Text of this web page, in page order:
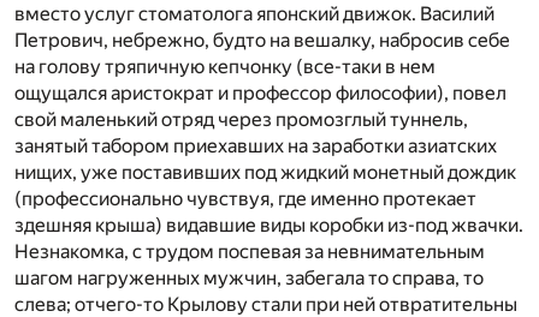
вместо услуг стоматолога японский движок. Василий
Петрович, небрежно, будто на вешалку, набросив себе
на голову тряпичную кепчонку (все-таки в нем
ощущался аристократ и профессор философии), повел
свой маленький отряд через промозглый туннель,
занятый табором приехавших на заработки азиатских
нищих, уже поставивших под жидкий монетный дождик
(профессионально чувствуя, где именно протекает
здешняя крыша) видавшие виды коробки из-под жвачки.
Незнакомка, с трудом поспевая за невнимательным
шагом нагруженных мужчин, забегала то справа, то
слева; отчего-то Крылову стали при ней отвратительны